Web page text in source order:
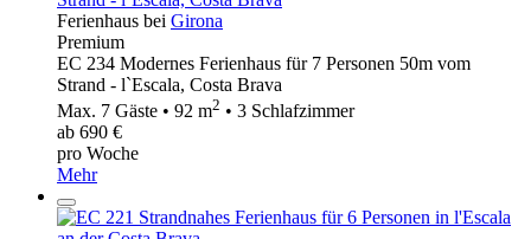
Ferienhaus bei Girona
Premium
EC 234 Modernes Ferienhaus für 7 Personen 50m vom
Strand - l`Escala, Costa Brava
Max. 7 Gäste • 92 m2 • 3 Schlafzimmer
ab 690 €
pro Woche
Mehr